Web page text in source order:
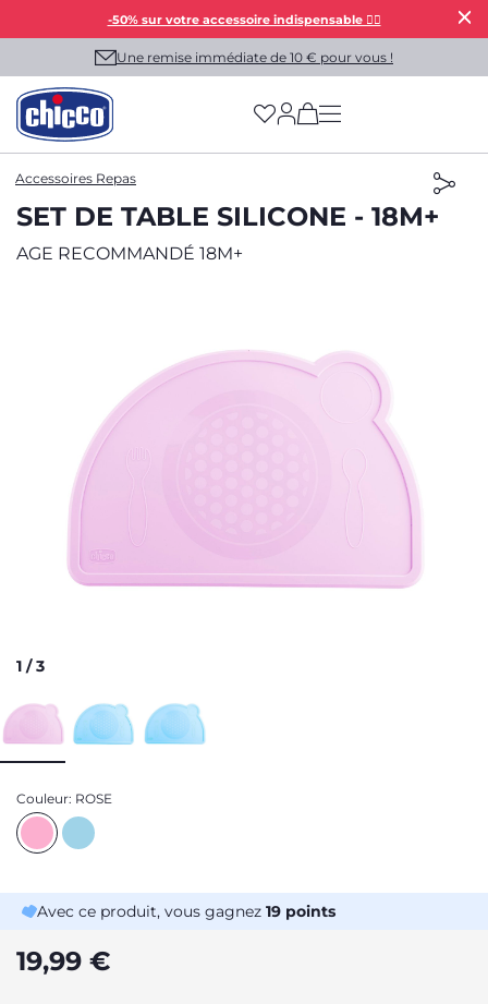
-50% sur votre accessoire indispensable 👯‍♀️
Une remise immédiate de 10 € pour vous !
(has more options
Accessoires Repas
SET DE TABLE SILICONE - 18M+
AGE RECOMMANDÉ 18M+
1 /3
Couleur: ROSE
Avec ce produit, vous gagnez 19 points
19,99 €